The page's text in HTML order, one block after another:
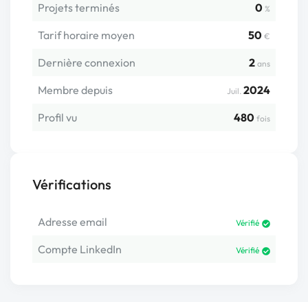
Projets terminés 0 %
Tarif horaire moyen 50 €
Dernière connexion 2 ans
Membre depuis Juil. 2024
Profil vu
480 fois
Vérifications
Adresse email Vérifié
Compte LinkedIn Vérifié